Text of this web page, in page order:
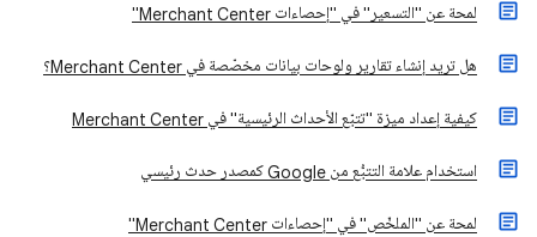
لمحة عن "التسعير" في "إحصاءات Merchant Center"
هل تريد إنشاء تقارير ولوحات بيانات مخصّصة في Merchant Center؟
كيفية إعداد ميزة "تتبّع الأحداث الرئيسية" في Merchant Center
استخدام علامة التتبُّع من Google كمصدر حدث رئيسي
لمحة عن "الملخّص" في "إحصاءات Merchant Center"